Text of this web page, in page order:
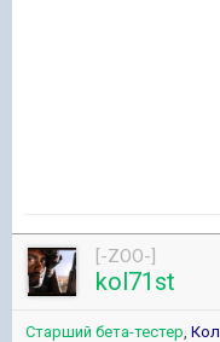
[-ZOO-]
kol71st
Старший бета-тестер,